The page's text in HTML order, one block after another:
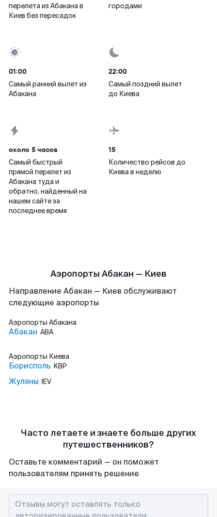
перелета из Абакана в
Киев без пересадок
городами
01:00
Самый ранний вылет из
Абакана
22:00
Самый поздний вылет
до Киева
около 5 часов
Самый быстрый
прямой перелет из
Абакана туда и
обратно, найденный на
нашем сайте за
последнее время
15
Количество рейсов до
Киева в неделю
Аэропорты Абакан — Киев
Направление Абакан — Киев обслуживают
следующие аэропорты
Аэропорты Абакана
Абакан ABA
Аэропорты Киева
Борисполь KBP
Жуляны IEV
Часто летаете и знаете больше других
путешественников?
Оставьте комментарий — он поможет
пользователям принять решение